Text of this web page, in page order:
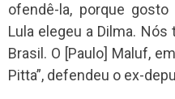
ofendê-la, porque
Lula elegeu a Dilma.
Brasil. O [Paulo] Maluf,
Pitta”, defendeu o ex-